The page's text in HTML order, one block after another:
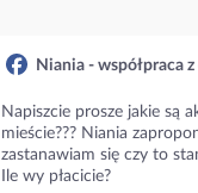
Niania - współpraca
Napiszcie prosze jakie są
mieście??? Niania
zastanawiam się czy to
Ile wy płacicie?